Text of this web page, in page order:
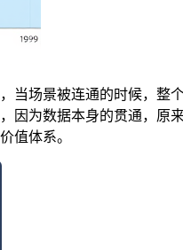
场景被连通的时候，整
因为数据本身的贯通，原
值体系。